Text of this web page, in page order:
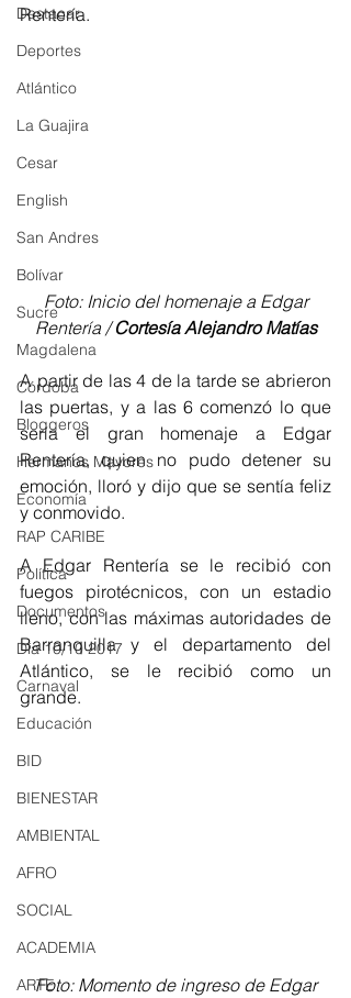
Destacar
Deportes
Atlántico
La Guajira
Cesar
English
San Andres
Bolívar
Sucre
Magdalena
Córdoba
Bloggeros
Hermanos Mayores
Economía
RAP CARIBE
Política
Documentos
Día 10/10 2017
Carnaval
Educación
BID
BIENESTAR
AMBIENTAL
AFRO
SOCIAL
ACADEMIA
ARTE
Rentería.
Rentería / Cortesía Alejandro Matías
A partir de las 4 de la tarde se abrieron
las puertas, y a las 6 comenzó lo que
sería el gran homenaje a Edgar
Rentería, quien no pudo detener su
emoción, lloró y dijo que se sentía feliz
y conmovido.
A Edgar Rentería se le recibió con
fuegos pirotécnicos, con un estadio
lleno, con las máximas autoridades de
Barranquilla y el departamento del
Atlántico, se le recibió como un
grande.
Foto: Momento de ingreso de Edgar